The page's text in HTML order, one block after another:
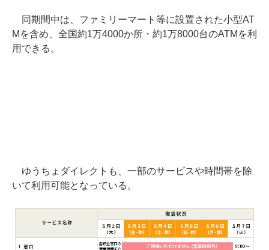
同期間中は、ファミリーマート等に設置された小型AT
Mを含め、全国約1万4000か所・約1万8000台のATMを利
用できる。
ゆうちょダイレクトも、一部のサービスや時間帯を除
いて利用可能となっている。